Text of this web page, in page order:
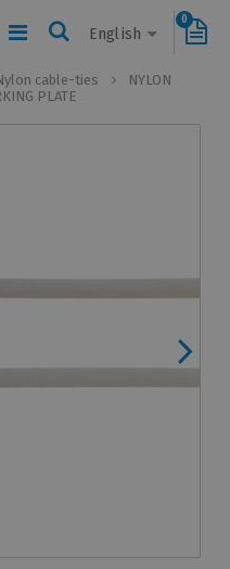
English
0
cable-ties
NYLON
PLATE